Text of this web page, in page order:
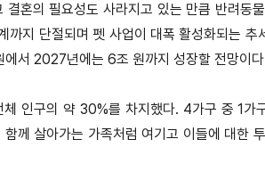
혼의 필요성도 사라지고 있는 만큼 반려동
지 단절되며 펫 사업이 대폭 활성화되는 추
서 2027년에는 6조 원까지 성장할 전망이
인구의 약 30%를 차지했다. 4가구 중 1가
께 살아가는 가족처럼 여기고 이들에 대한